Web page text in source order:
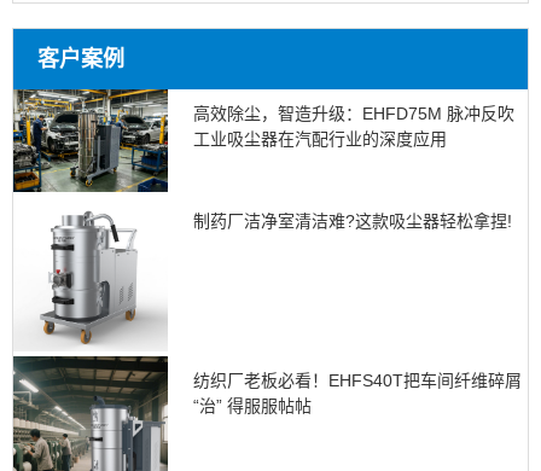
客户案例
高效除尘，智造升级：EHFD75M 脉冲反吹
工业吸尘器在汽配行业的深度应用
制药厂洁净室清洁难?这款吸尘器轻松拿捏!
纺织厂老板必看！EHFS40T把车间纤维碎屑
“治” 得服服帖帖